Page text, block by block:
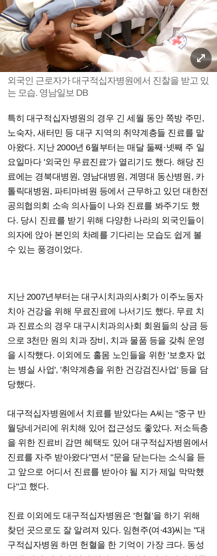
외국인 근로자가 대구적십자병원에서 진찰을 받고 있
는 모습. 영남일보 DB
특히 대구적십자병원의 경우 긴 세월 동안 쪽방 주민,
노숙자, 새터민 등 대구 지역의 취약계층들 진료를 맡
아왔다. 지난 2000년 6월부터는 매달 둘째·넷째 주 일
요일마다 '외국인 무료진료'가 열리기도 했다. 해당 진
료에는 경북대병원, 영남대병원, 계명대 동산병원, 카
톨릭대병원, 파티마벼원 등에서 근무하고 있던 대한전
공의협의회 소속 의사들이 나와 진료를 봐주기도 했
다. 당시 진료를 받기 위해 다양한 나라의 외국인들이
의자에 앉아 본인의 차례를 기다리는 모습도 쉽게 볼
수 있는 풍경이었다.
지난 2007년부터는 대구시치과의사회가 이주노동자
치아 건강을 위해 무료진료에 나서기도 했다. 무료 치
과 진료소의 경우 대구시치과의사회 회원들의 상금 등
으로 3천만 원의 치과 장비, 치과 물품 등을 갖춰 운영
을 시작했다. 이외에도 홀몸 노인들을 위한 '보호자 없
는 병실 사업', '취약계층을 위한 건강검진사업' 등을 담
당했다.
대구적십자병원에서 치료를 받았다는 A씨는 "중구 반
월당네거리에 위치해 있어 접근성도 좋았다. 저소득층
을 위한 진료비 감면 혜택도 있어 대구적십자병원에서
진료를 자주 받아왔다"면서 "문을 닫는다는 소식을 듣
고 앞으로 어디서 진료를 받아야 될 지가 제일 막막했
다"고 했다.
진료 이외에도 대구적십자병원은 '헌혈'을 하기 위해
찾던 곳으로도 잘 알려져 있다. 임현주(여·43)씨는 "대
구적십자병원 하면 헌혈을 한 기억이 가장 크다. 동성